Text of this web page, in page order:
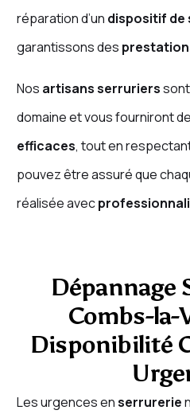
réparation d’un dispositif de
garantissons des
Nos artisans serruriers
domaine et vous fourniront
efficaces, tout en
pouvez être assuré que
réalisée avec
Dépannage
Combs-la-
Disponibilité
Les urgences enserrurerie